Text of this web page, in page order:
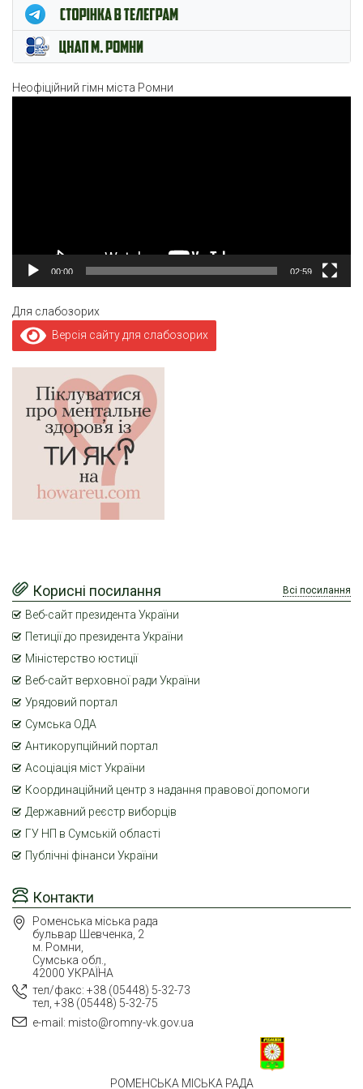
Неофіційний гімн міста Ромни
00:00 02:59
Для слабозорих
Версія сайту для слабозорих
РОМЕНСЬКА МІСЬКА РАДА
Контакти
Роменська міська рада
бульвар Шевченка, 2
м. Ромни,
Сумська обл.,
42000 УКРАЇНА
тел/факс: +38 (05448) 5-32-73
тел, +38 (05448) 5-32-75
e-mail: misto@romny-vk.gov.ua
Корисні посилання Всі посилання
Веб-сайт президента України
Петиції до президента України
Міністерство юстиції
Веб-сайт верховної ради України
Урядовий портал
Сумська ОДА
Антикорупційний портал
Асоціація міст України
Координаційний центр з надання правової допомоги
Державний реєстр виборців
ГУ НП в Сумській області
Публічні фінанси України